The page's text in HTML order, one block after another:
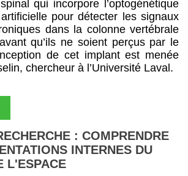
qui incorpore l’optogénétique
pour détecter les signaux
dans la colonne vertébrale
qu’ils ne soient perçus par le
de cet implant est menée
chercheur à l’Université Laval.
: COMPRENDRE
INTERNES DU
L'ESPACE